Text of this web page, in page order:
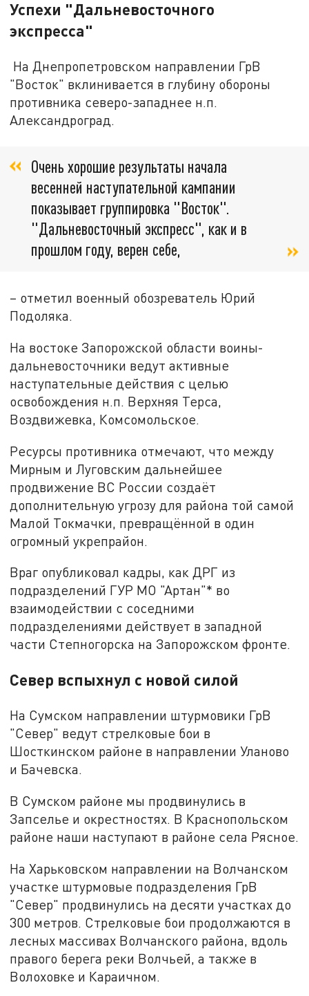
Успехи "Дальневосточного
экспресса"
На Днепропетровском направлении ГрВ
"Восток" вклинивается в глубину обороны
противника северо-западнее н.п.
Александроград.
Очень хорошие результаты начала
весенней наступательной кампании
показывает группировка "Восток".
"Дальневосточный экспресс", как и в
прошлом году, верен себе,
– отметил военный обозреватель Юрий
Подоляка.
На востоке Запорожской области воины-
дальневосточники ведут активные
наступательные действия с целью
освобождения н.п. Верхняя Терса,
Воздвижевка, Комсомольское.
Ресурсы противника отмечают, что между
Мирным и Луговским дальнейшее
продвижение ВС России создаёт
дополнительную угрозу для района той самой
Малой Токмачки, превращённой в один
огромный укрепрайон.
Враг опубликовал кадры, как ДРГ из
подразделений ГУР МО "Артан"* во
взаимодействии с соседними
подразделениями действует в западной
части Степногорска на Запорожском фронте.
Север вспыхнул с новой силой
На Сумском направлении штурмовики ГрВ
"Север" ведут стрелковые бои в
Шосткинском районе в направлении Уланово
и Бачевска.
В Сумском районе мы продвинулись в
Запселье и окрестностях. В Краснопольском
районе наши наступают в районе села Рясное.
На Харьковском направлении на Волчанском
участке штурмовые подразделения ГрВ
"Север" продвинулись на десяти участках до
300 метров. Стрелковые бои продолжаются в
лесных массивах Волчанского района, вдоль
правого берега реки Волчьей, а также в
Волоховке и Караичном.